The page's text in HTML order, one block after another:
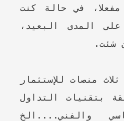
في حالة كنت
على المدى البعيد،
شئت.
منصات للإستثمار
بتقنيات التداول
والفني....الخ